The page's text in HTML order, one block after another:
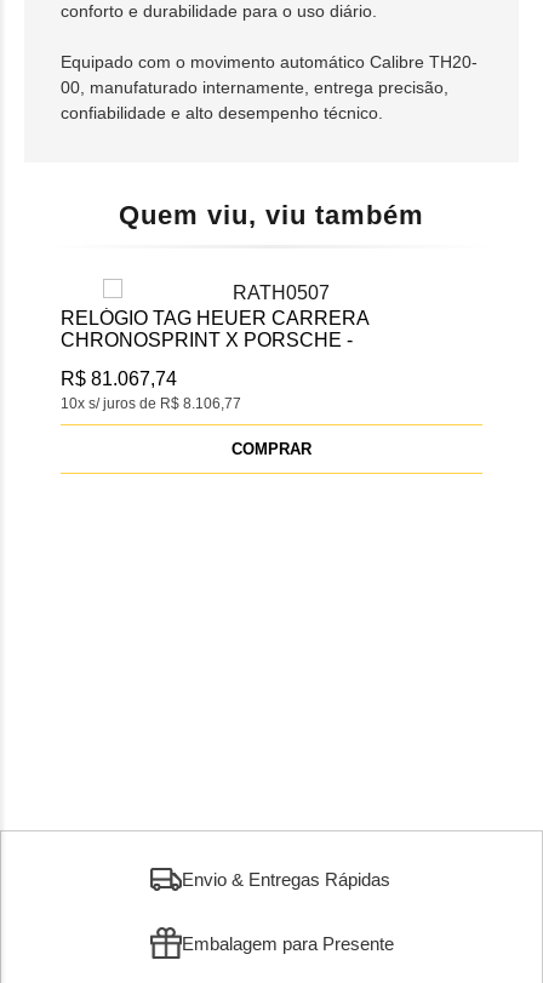
conforto e durabilidade para o uso diário.
Equipado com o movimento automático Calibre TH20-
00, manufaturado internamente, entrega precisão,
confiabilidade e alto desempenho técnico.
Quem viu, viu também
RELÓGIO TAG HEUER CARRERA
CHRONOSPRINT X PORSCHE -
10x s/ juros de R$ 8.106,77
R$ 81.067,74
COMPRAR
Envio & Entregas Rápidas
Embalagem para Presente